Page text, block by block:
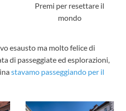
Premi per resettare il
mondo
esausto ma molto felice di
di passeggiate ed esplorazioni,
stavamo passeggiando per il